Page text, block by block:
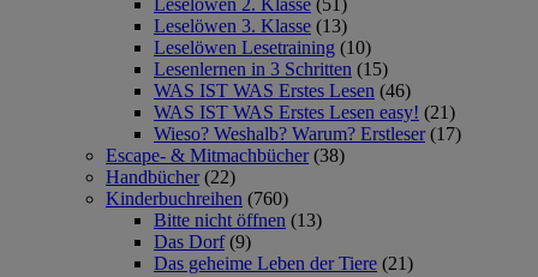
Leselöwen 2. Klasse (51)
Leselöwen 3. Klasse (13)
Leselöwen Lesetraining (10)
Lesenlernen in 3 Schritten (15)
WAS IST WAS Erstes Lesen (46)
WAS IST WAS Erstes Lesen easy! (21)
Wieso? Weshalb? Warum? Erstleser (17)
Escape- & Mitmachbücher (38)
Handbücher (22)
Kinderbuchreihen (760)
Bitte nicht öffnen (13)
Das Dorf (9)
Das geheime Leben der Tiere (21)